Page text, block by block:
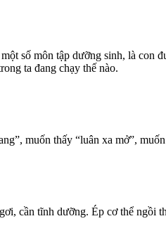
số môn tập dưỡng sinh, là con
ta đang chạy thế nào.
muốn thấy “luân xa mở”,
cần tĩnh dưỡng. Ép cơ thể ngồi